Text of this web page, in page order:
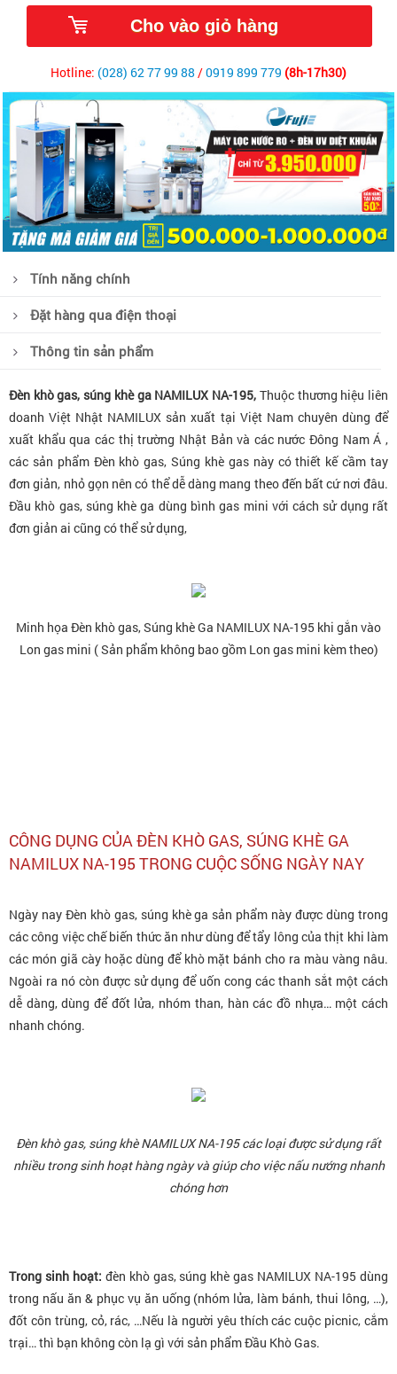
Hotline: (028) 62 77 99 88 /0919 899 779 (8h-17h30)
Tính năng chính
Đặt hàng qua điện thoại
Thông tin sản phẩm
Đèn khò gas, súng khè ga NAMILUX NA-195, Thuộc thương hiệu liên
doanh Việt Nhật NAMILUX sản xuất tại Việt Nam chuyên dùng để
xuất khẩu qua các thị trường Nhật Bản và các nước Đông Nam Á ,
các sản phẩm Đèn khò gas, Súng khè gas này có thiết kế cầm tay
đơn giản, nhỏ gọn nên có thể dễ dàng mang theo đến bất cứ nơi đâu.
Đầu khò gas, súng khè ga dùng bình gas mini với cách sử dụng rất
đơn giản ai cũng có thể sử dụng,
Minh họa Đèn khò gas, Súng khè Ga NAMILUX NA-195 khi gắn vào
Lon gas mini ( Sản phẩm không bao gồm Lon gas mini kèm theo)
CÔNG DỤNG CỦA ĐÈN KHÒ GAS, SÚNG KHÈ GA
NAMILUX NA-195 TRONG CUỘC SỐNG NGÀY NAY
Ngày nay Đèn khò gas, súng khè ga sản phẩm này được dùng trong
các công việc chế biến thức ăn như dùng để tẩy lông của thịt khi làm
các món giã cày hoặc dùng để khò mặt bánh cho ra màu vàng nâu.
Ngoài ra nó còn được sử dụng để uốn cong các thanh sắt một cách
dễ dàng, dùng để đốt lửa, nhóm than, hàn các đồ nhựa… một cách
nhanh chóng.
Đèn khò gas, súng khè NAMILUX NA-195 các loại được sử dụng rất
nhiều trong sinh hoạt hàng ngày và giúp cho việc nấu nướng nhanh
chóng hơn
Trong sinh hoạt: đèn khò gas, súng khè gas NAMILUX NA-195 dùng
trong nấu ăn & phục vụ ăn uống (nhóm lửa, làm bánh, thui lông, …),
đốt côn trùng, cỏ, rác, …Nếu là người yêu thích các cuộc picnic, cắm
trại… thì bạn không còn lạ gì với sản phẩm Đầu Khò Gas.